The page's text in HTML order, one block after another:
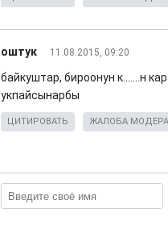
оштук 11.08.2015, 09:20
байкуштар, бироонун к.......н
укпайсынарбы
ЦИТИРОВАТЬ ЖАЛОБА